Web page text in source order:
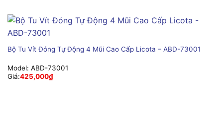
Bộ Tu Vít Đóng Tự Động 4 Mũi Cao Cấp Licota – ABD-73001
Model: ABD-73001
Giá:425,000₫